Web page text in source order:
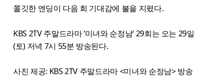
쫄깃한 엔딩이 다음 회 기대감에 불을 지폈다.
KBS 2TV 주말드라마 ‘미녀와 순정남’ 29회는 오는 29일
(토) 저녁 7시 55분 방송된다.
사진 제공: KBS 2TV 주말드라마 <미녀와 순정남> 방송